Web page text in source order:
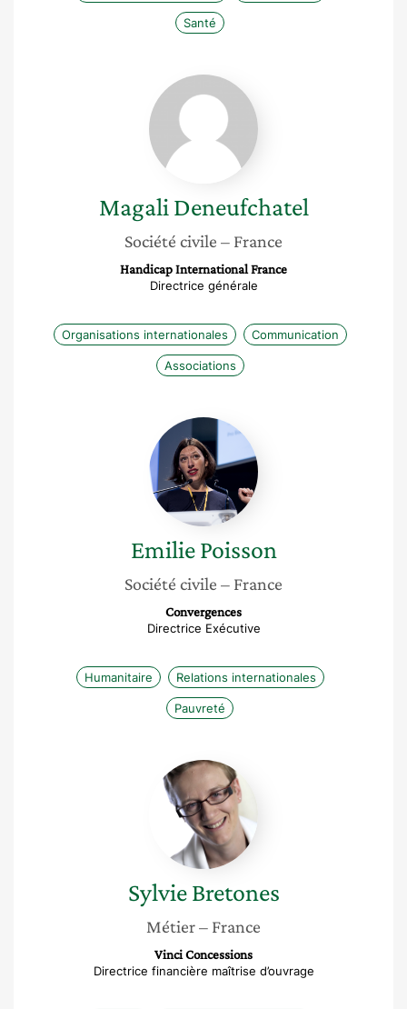
Santé
Magali
Deneufchatel
Magali Deneufchatel
Société civile – France
Handicap International France
Directrice générale
Organisations internationales Communication
Associations
Emilie
Poisson
Emilie Poisson
Société civile – France
Convergences
Directrice Exécutive
Humanitaire Relations internationales
Pauvreté
Sylvie
Bretones
Sylvie Bretones
Métier– France
Vinci Concessions
Directrice financière maîtrise d’ouvrage